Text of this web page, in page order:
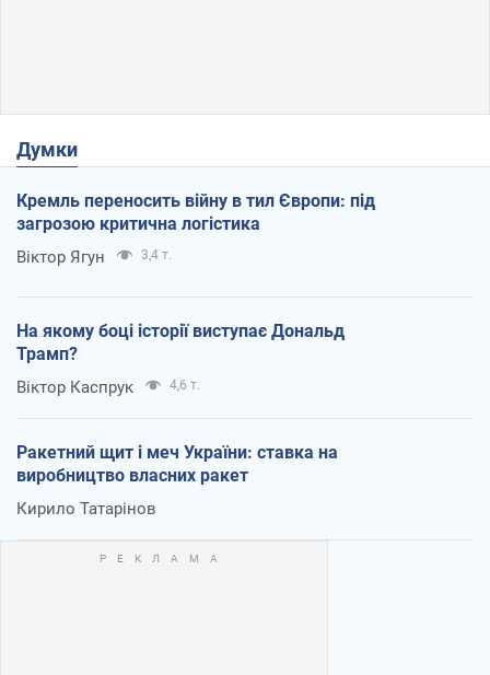
Думки
Кремль переносить війну в тил Європи: під
загрозою критична логістика
Віктор Ягун 3,4 т.
На якому боці історії виступає Дональд
Трамп?
Віктор Каспрук 4,6 т.
Ракетний щит і меч України: ставка на
виробництво власних ракет
Кирило Татарінов